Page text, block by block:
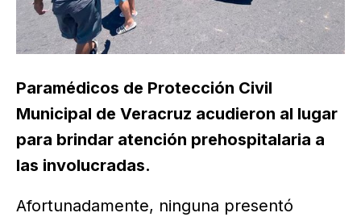
Paramédicos de Protección Civil
Municipal de Veracruz acudieron al lugar
para brindar atención prehospitalaria a
las involucradas.
Afortunadamente, ninguna presentó